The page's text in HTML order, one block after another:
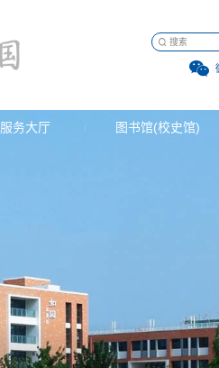
服务大厅 图书馆(校史馆)